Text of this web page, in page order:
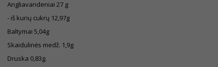
Angliavandeniai 27 g
- iš kurių cukrų 12,97g
Baltymai 5,04g
Skaidulinės medž. 1,9g
Druska 0,83g.